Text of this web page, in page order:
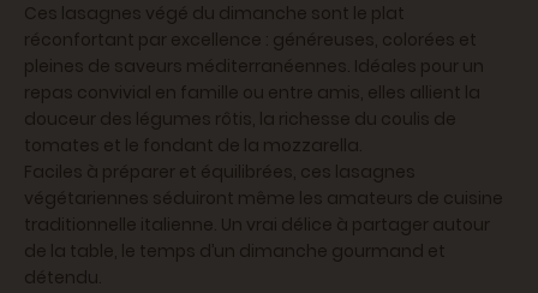
Ces lasagnes végé du dimanche sont le plat
réconfortant par excellence : généreuses, colorées et
pleines de saveurs méditerranéennes. Idéales pour un
repas convivial en famille ou entre amis, elles allient la
douceur des légumes rôtis, la richesse du coulis de
tomates et le fondant de la mozzarella.
Faciles à préparer et équilibrées, ces lasagnes
végétariennes séduiront même les amateurs de cuisine
traditionnelle italienne. Un vrai délice à partager autour
de la table, le temps d’un dimanche gourmand et
détendu.